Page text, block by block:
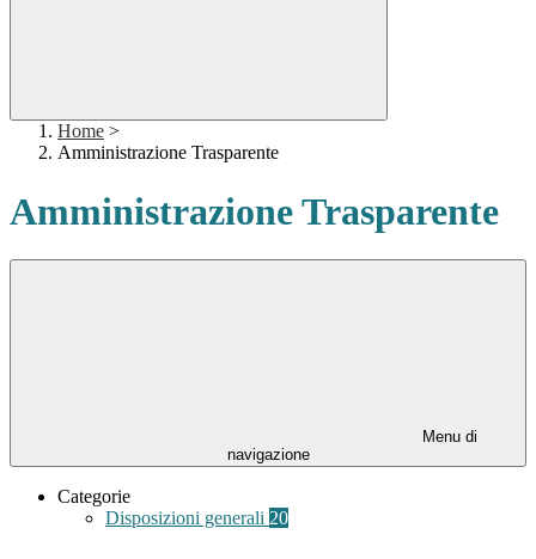
Home >
Amministrazione Trasparente
Amministrazione Trasparente
Menu di
navigazione
Categorie
Disposizioni generali 20